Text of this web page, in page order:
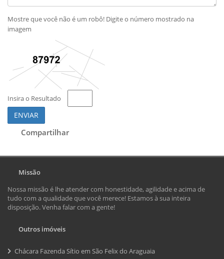
Mostre que você não é um robô! Digite o número mostrado na
imagem
Insira o Resultado
ENVIAR
Compartilhar
Missão
Nossa missão é lhe atender com honestidade, agilidade e acima de
tudo com a qualidade que você merece! Estamos à sua inteira
disposição. Venha falar com a gente!
Outros imóveis
Chácara Fazenda Sítio em São Felix do Araguaia